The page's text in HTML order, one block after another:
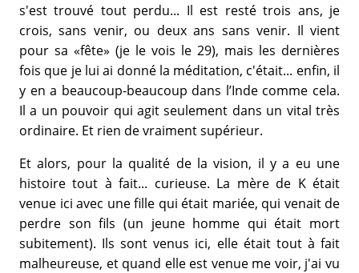
s'est trouvé tout perdu... Il est resté trois ans, je
crois, sans venir, ou deux ans sans venir. Il vient
pour sa «fête» (je le vois le 29), mais les dernières
fois que je lui ai donné la méditation, c'était... enfin, il
y en a beaucoup-beaucoup dans l’Inde comme cela.
Il a un pouvoir qui agit seulement dans un vital très
ordinaire. Et rien de vraiment supérieur.
Et alors, pour la qualité de la vision, il y a eu une
histoire tout à fait... curieuse. La mère de K était
venue ici avec une fille qui était mariée, qui venait de
perdre son fils (un jeune homme qui était mort
subitement). Ils sont venus ici, elle était tout à fait
malheureuse, et quand elle est venue me voir, j'ai vu